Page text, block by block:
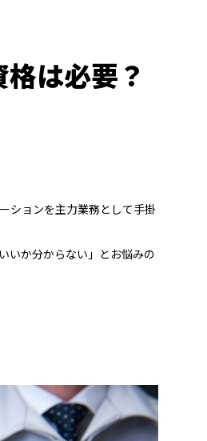
は必要？
ションを主力業務として手掛
いか分からない」とお悩みの